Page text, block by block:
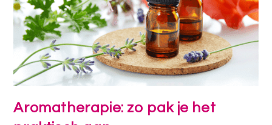
Aromatherapie: zo pak je het